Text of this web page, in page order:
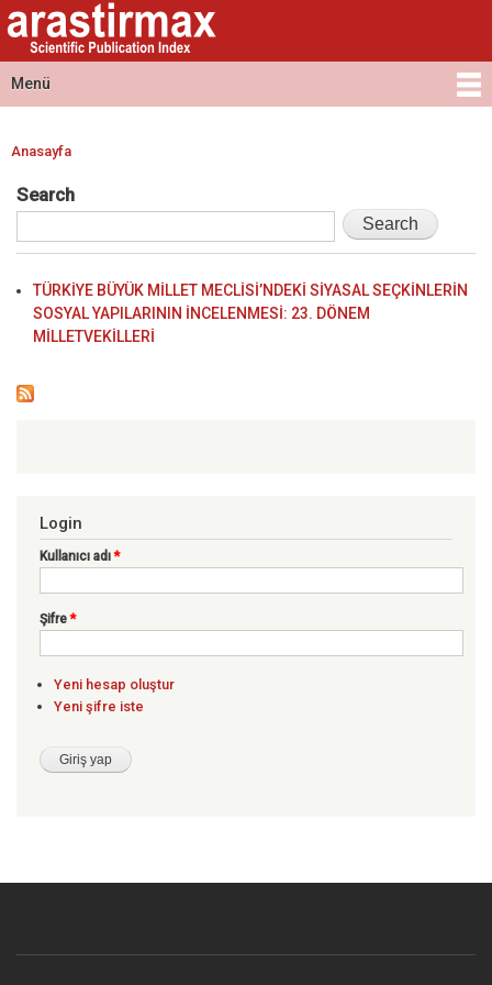
Ana
içeriğe
atla
Arastirmax
- Scientific
Publication
Index
Arastirmax
Scientific
Publication
Index
Menü
Ana menü
Buradasınız
Anasayfa
Search
TÜRKİYE BÜYÜK MİLLET MECLİSİ’NDEKİ SİYASAL SEÇKİNLERİN
SOSYAL YAPILARININ İNCELENMESİ: 23. DÖNEM
MİLLETVEKİLLERİ
Login
Kullanıcı adı*
Şifre*
Yeni hesap oluştur
Yeni şifre iste